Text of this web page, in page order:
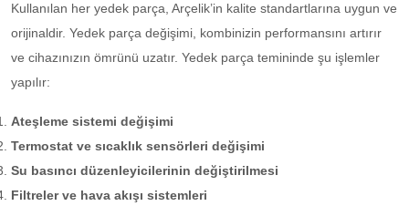
Kullanılan her yedek parça, Arçelik’in kalite standartlarına uygun ve
orijinaldir. Yedek parça değişimi, kombinizin performansını artırır
ve cihazınızın ömrünü uzatır. Yedek parça temininde şu işlemler
yapılır:
Ateşleme sistemi değişimi
Termostat ve sıcaklık sensörleri değişimi
Su basıncı düzenleyicilerinin değiştirilmesi
Filtreler ve hava akışı sistemleri